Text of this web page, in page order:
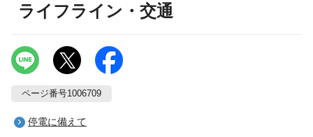
ライフライン・交通
ページ番号1006709
停電に備えて